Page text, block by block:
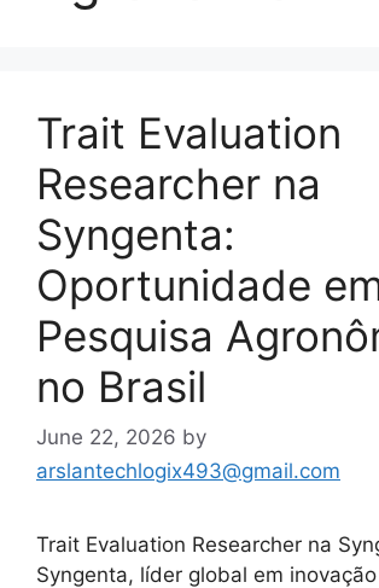
Trait Evaluation
Researcher na
Syngenta:
Oportunidade
Pesquisa
no Brasil
June 22, 2026 by
arslantechlogix493@gmail.com
Trait Evaluation Researcher na
Syngenta, líder global em